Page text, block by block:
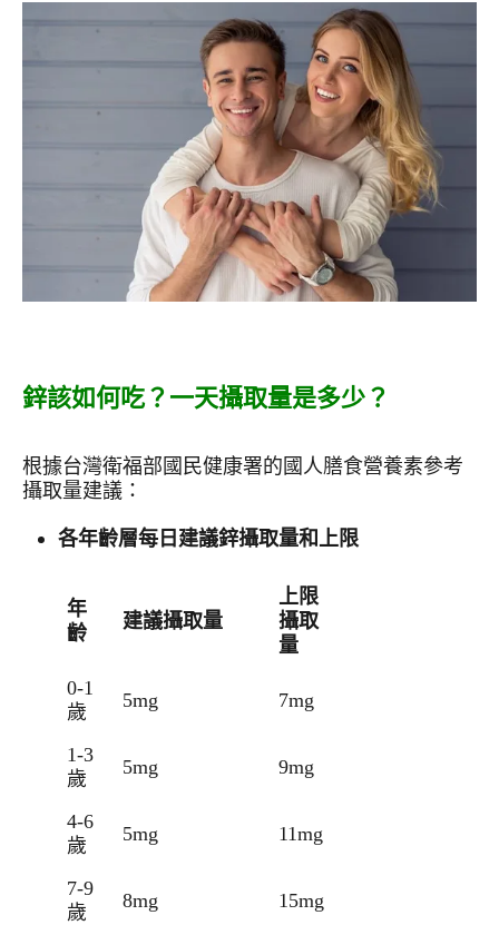
鋅該如何吃？一天攝取量是多少？
根據台灣衛福部國民健康署的國人膳食營養素參考
攝取量建議：
各年齡層每日建議鋅攝取量和上限
年
齡
建議攝取量
上限
攝取
量
0-1
歲
5mg 7mg
1-3
歲
5mg 9mg
4-6
歲
5mg 11mg
7-9
歲
8mg 15mg